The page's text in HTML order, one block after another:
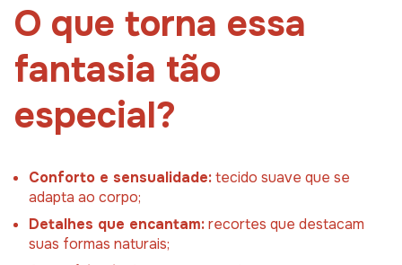
O que torna essa
fantasia tão
especial?
Conforto e sensualidade:tecido suave que se
adapta ao corpo;
Detalhes que encantam:recortes que destacam
suas formas naturais;